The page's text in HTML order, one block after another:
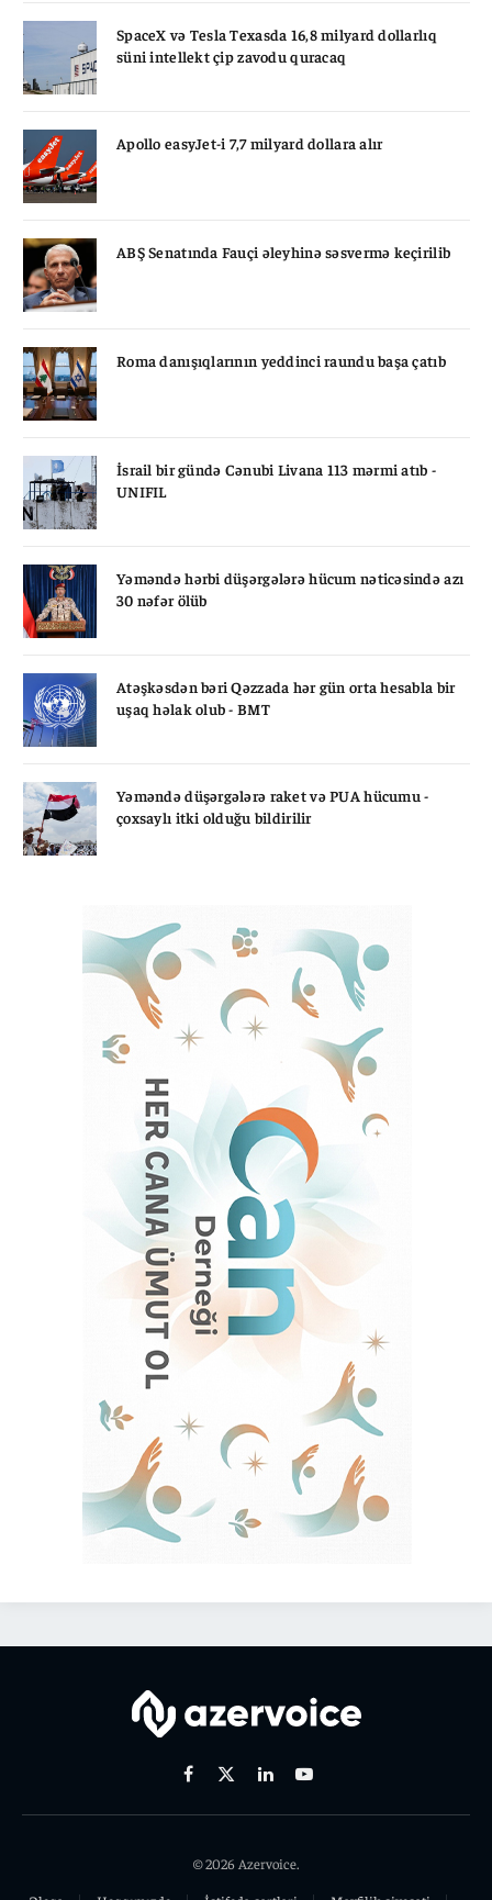
SpaceX və Tesla Texasda 16,8 milyard dollarlıq
süni intellekt çip zavodu quracaq
Apollo easyJet-i 7,7 milyard dollara alır
ABŞ Senatında Fauçi əleyhinə səsvermə keçirilib
Roma danışıqlarının yeddinci raundu başa çatıb
İsrail bir gündə Cənubi Livana 113 mərmi atıb -
UNIFIL
Yəməndə hərbi düşərgələrə hücum nəticəsində azı
30 nəfər ölüb
Atəşkəsdən bəri Qəzzada hər gün orta hesabla bir
uşaq həlak olub - BMT
Yəməndə düşərgələrə raket və PUA hücumu -
çoxsaylı itki olduğu bildirilir
Facebook
X
LinkedinYoutube
© 2026 Azervoice.